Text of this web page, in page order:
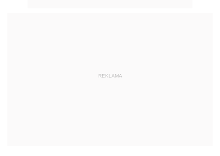
REKLAMA